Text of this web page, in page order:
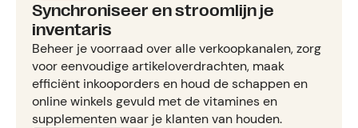
Synchroniseer en stroomlijn je
inventaris
Beheer je voorraad over alle verkoopkanalen, zorg
voor eenvoudige artikeloverdrachten, maak
efficiënt inkooporders en houd de schappen en
online winkels gevuld met de vitamines en
supplementen waar je klanten van houden.